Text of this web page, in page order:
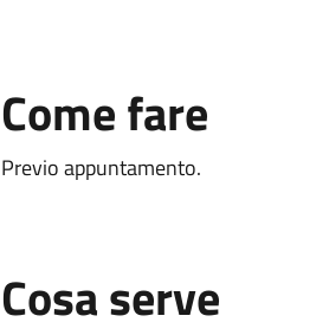
Come fare
Previo appuntamento.
Cosa serve